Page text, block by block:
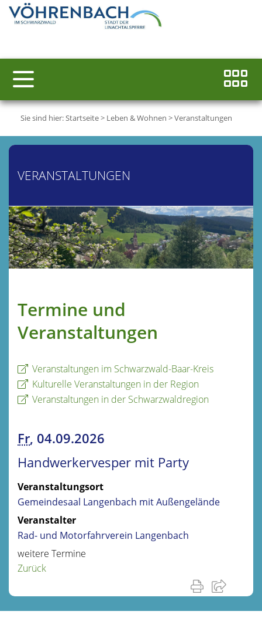
Sie sind hier:Startseite> Leben & Wohnen >Veranstaltungen
VERANSTALTUNGEN
Termine und
Veranstaltungen
Veranstaltungen im Schwarzwald-Baar-Kreis
Kulturelle Veranstaltungen in der Region
Veranstaltungen in der Schwarzwaldregion
Fr, 04.09.2026
Handwerkervesper mit Party
Veranstaltungsort
Gemeindesaal Langenbach mit Außengelände
Veranstalter
Rad- und Motorfahrverein Langenbach
weitere Termine
Zurück